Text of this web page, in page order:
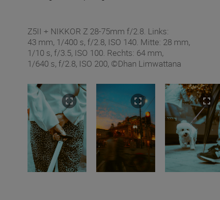
Z5II + NIKKOR Z 28-75mm f/2.8. Links:
43 mm, 1/400 s, f/2.8, ISO 140. Mitte: 28 mm,
1/10 s, f/3.5, ISO 100. Rechts: 64 mm,
1/640 s, f/2.8, ISO 200, ©Dhan Limwattana